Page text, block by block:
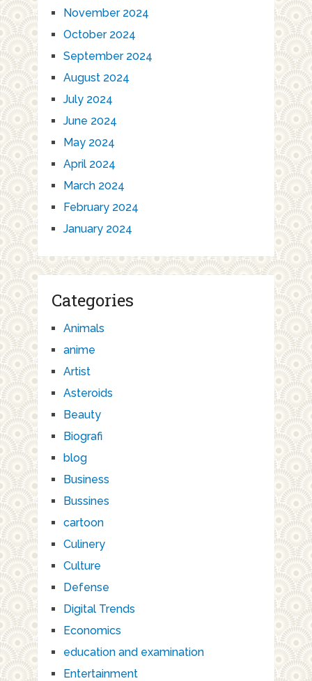
November 2024
October 2024
September 2024
August 2024
July 2024
June 2024
May 2024
April 2024
March 2024
February 2024
January 2024
Categories
Animals
anime
Artist
Asteroids
Beauty
Biografi
blog
Business
Bussines
cartoon
Culinery
Culture
Defense
Digital Trends
Economics
education and examination
Entertainment